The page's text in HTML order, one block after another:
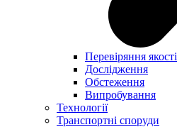
Перевіряння якості
Дослідження
Обстеження
Випробування
Технології
Транспортні споруди